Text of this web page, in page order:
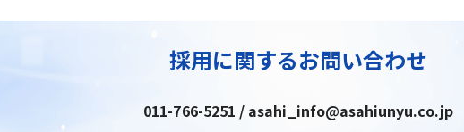
採用に関するお問い合わせ
011-766-5251 / asahi_info@asahiunyu.co.jp